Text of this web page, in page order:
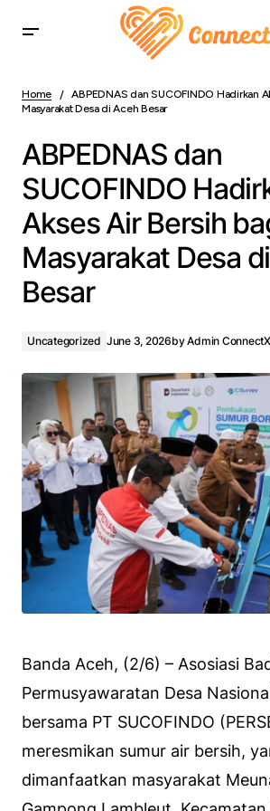
bagi Masyarakat Desa di Aceh Besar
Home
ABPEDNAS dan SUCOFINDO Hadirkan
Masyarakat Desa di Aceh Besar
ABPEDNAS dan
SUCOFINDO
Akses Air Bersih
Masyarakat Desa
Besar
Uncategorized June 3, 2026byAdmin ConnectX
Banda Aceh, (2/6) – Asosiasi
Permusyawaratan Desa
bersama PT SUCOFINDO
meresmikan sumur air bersih,
dimanfaatkan masyarakat